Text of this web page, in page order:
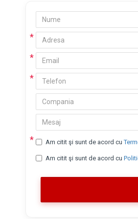
Am citit şi sunt de acord cu
Am citit şi sunt de acord cu